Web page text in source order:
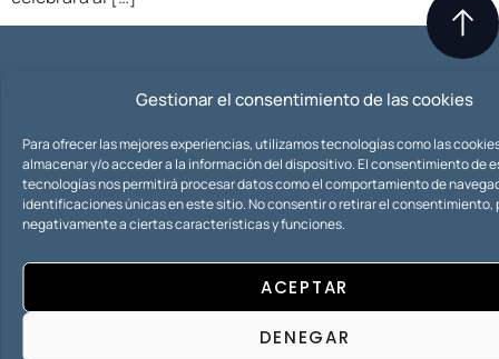
Gestionar el consentimiento de las cookies
Para ofrecer las mejores experiencias, utilizamos tecnologías como las
almacenar y/o acceder a la información del dispositivo. El consentimiento de
tecnologías nos permitirá procesar datos como el comportamiento de
identificaciones únicas en este sitio. No consentir o retirar el consentimiento,
negativamente a ciertas características y funciones.
ACEPTAR
DENEGAR
¿Tiene dudas o necesita un
CONTACTO
Iuris consultas abogados es garantía de compromiso
con el cliente, seriedad, profesionalidad, anonimato,
Horario de